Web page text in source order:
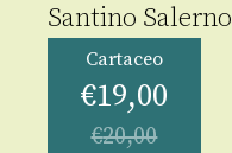
Santino Salerno
Cartaceo
€19,00
€20,00